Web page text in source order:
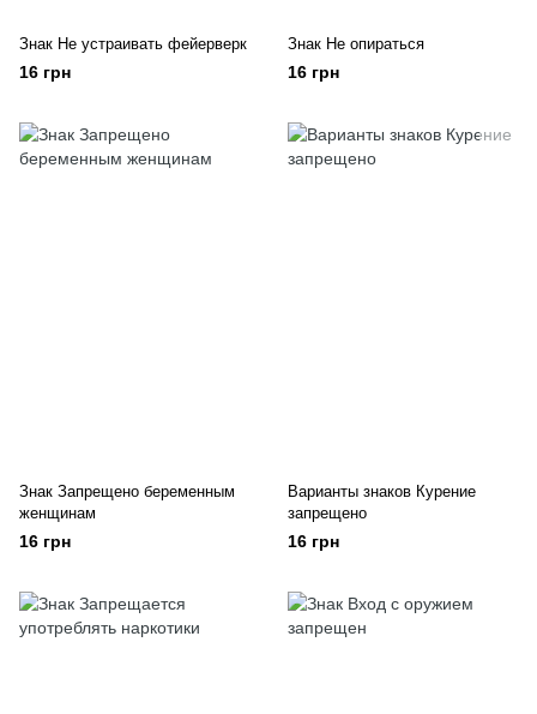
Знак Не устраивать фейерверк
16 грн
Знак Не опираться
16 грн
Знак Запрещено беременным
женщинам
16 грн
Варианты знаков Курение
запрещено
16 грн